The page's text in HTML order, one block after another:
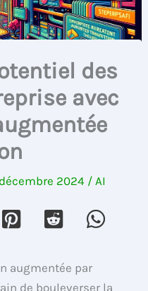
des
avec
2024 / AI
augmentée par
de bouleverser la